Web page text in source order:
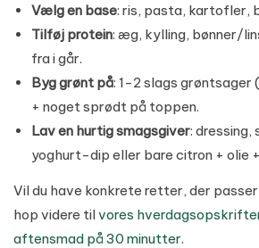
Vælg en base: ris, pasta, kartofler,
Tilføj protein: æg, kylling, bønner/
fra i går.
Byg grønt på: 1-2 slags grøntsager
+ noget sprødt på toppen.
Lav en hurtig smagsgiver: dressing,
yoghurt-dip eller bare citron + olie
Vil du have konkrete retter, der passer
hop videre tilvores
aftensmad på 30 minutter.